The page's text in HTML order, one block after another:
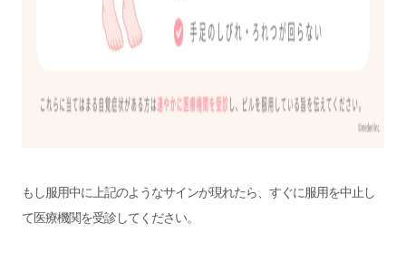
もし服用中に上記のようなサインが現れたら、すぐに服用を中止し
て医療機関を受診してください。